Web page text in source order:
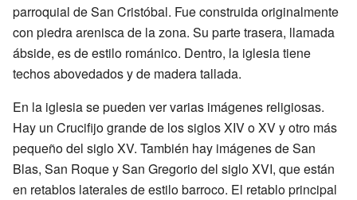
parroquial de San Cristóbal. Fue construida originalmente
con piedra arenisca de la zona. Su parte trasera, llamada
ábside, es de estilo románico. Dentro, la iglesia tiene
techos abovedados y de madera tallada.
En la iglesia se pueden ver varias imágenes religiosas.
Hay un Crucifijo grande de los siglos XIV o XV y otro más
pequeño del siglo XV. También hay imágenes de San
Blas, San Roque y San Gregorio del siglo XVI, que están
en retablos laterales de estilo barroco. El retablo principal